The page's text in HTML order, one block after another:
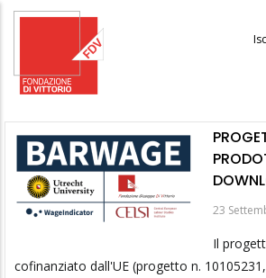
Salta
principale
23
Il
cofinanziato dall'UE (progetto n.